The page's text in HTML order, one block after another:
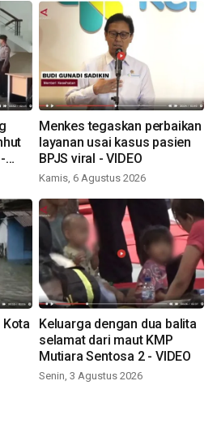
Menkes tegaskan perbaikan
layanan usai kasus pasien
BPJS viral - VIDEO
Kamis, 6 Agustus 2026
Kota
Keluarga dengan dua balita
selamat dari maut KMP
Mutiara Sentosa 2 - VIDEO
Senin, 3 Agustus 2026